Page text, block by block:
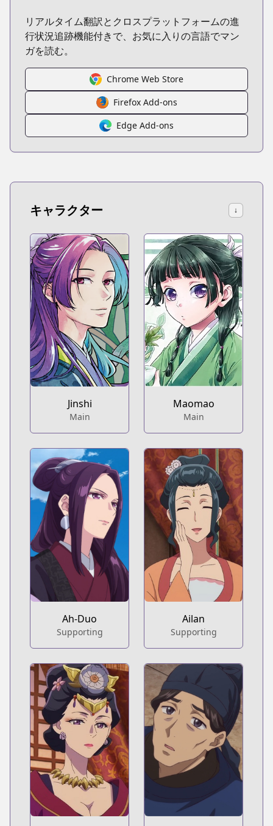
リアルタイム翻訳とクロスプラットフォームの進
行状況追跡機能付きで、お気に入りの言語でマン
ガを読む。
Chrome Web Store
Firefox Add-ons
Edge Add-ons
キャラクター ↓
Jinshi
Main
Maomao
Main
Ah-Duo
Supporting
Ailan
Supporting